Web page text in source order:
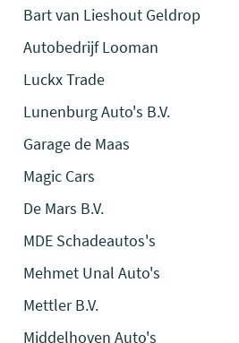
Bart van Lieshout Geldrop
Autobedrijf Looman
Luckx Trade
Lunenburg Auto's B.V.
Garage de Maas
Magic Cars
De Mars B.V.
MDE Schadeautos's
Mehmet Unal Auto's
Mettler B.V.
Middelhoven Auto's